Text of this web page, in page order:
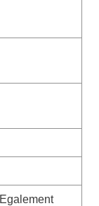
Egalement